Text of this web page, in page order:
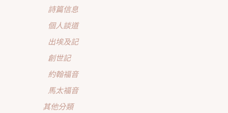
詩篇信息
個人談道
出埃及記
創世記
約翰福音
馬太福音
其他分類